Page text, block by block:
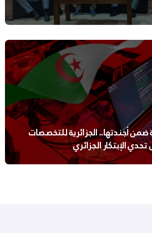
ضمن أجندتها.. الجزائرية للتخصصات
الإبتكار الجزائري